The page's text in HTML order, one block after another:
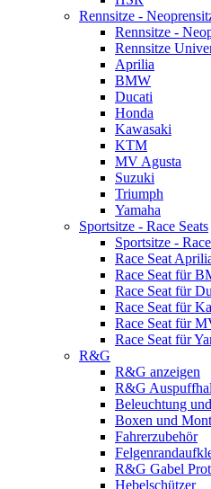
Rennsitze -
Rennsitze -
Rennsitze
Aprilia
BMW
Ducati
Honda
Kawasaki
KTM
MV Agusta
Suzuki
Triumph
Yamaha
Sportsitze - Race Seats
Sportsitze -
Race Seat
Race Seat für
Race Seat für
Race Seat für
Race Seat für
Race Seat für
R&G
R&G anzeigen
R&G
Beleuchtung
Boxen und
Fahrerzubehör
R&G Gabel
Hebelschützer